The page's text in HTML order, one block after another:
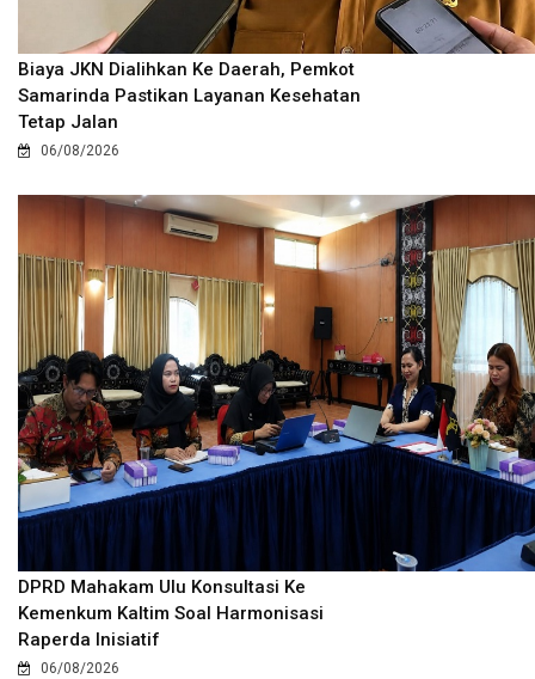
Biaya JKN Dialihkan Ke Daerah, Pemkot
Samarinda Pastikan Layanan Kesehatan
Tetap Jalan
06/08/2026
DPRD Mahakam Ulu Konsultasi Ke
Kemenkum Kaltim Soal Harmonisasi
Raperda Inisiatif
06/08/2026